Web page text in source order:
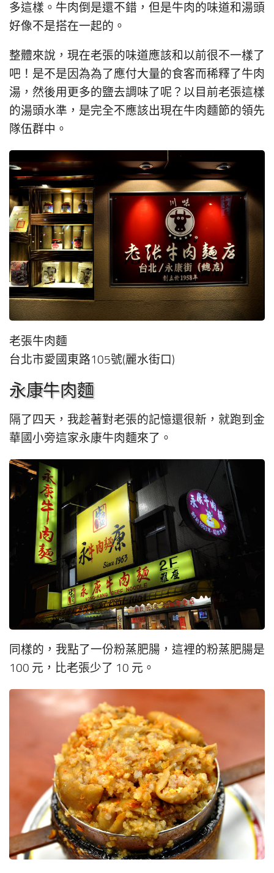
多這樣。牛肉倒是還不錯，但是牛肉的味道和湯頭
好像不是搭在一起的。
整體來說，現在老張的味道應該和以前很不一樣了
吧！是不是因為為了應付大量的食客而稀釋了牛肉
湯，然後用更多的鹽去調味了呢？以目前老張這樣
的湯頭水準，是完全不應該出現在牛肉麵節的領先
隊伍群中。
老張牛肉麵
台北市愛國東路105號(麗水街口)
永康牛肉麵
隔了四天，我趁著對老張的記憶還很新，就跑到金
華國小旁這家永康牛肉麵來了。
同樣的，我點了一份粉蒸肥腸，這裡的粉蒸肥腸是
100 元，比老張少了 10 元。